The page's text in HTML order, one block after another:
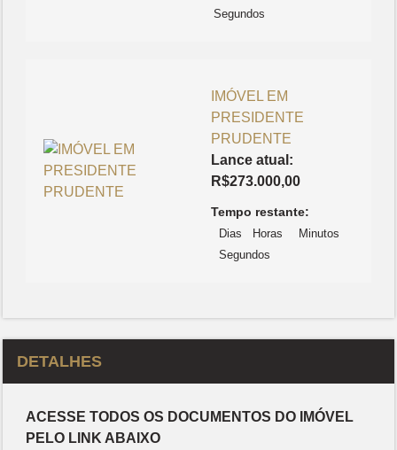
Segundos
IMÓVEL EM
PRESIDENTE
PRUDENTE
Lance atual:
R$273.000,00
Tempo restante:
Dias Horas
Minutos
Segundos
DETALHES
ACESSE TODOS OS DOCUMENTOS DO IMÓVEL
PELO LINK ABAIXO